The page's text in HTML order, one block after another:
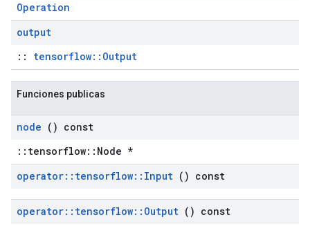
Operation
output
:: tensorflow::Output
Funciones publicas
node () const
::tensorflow::Node *
operator:: tensorflow:: Input () const
operator:: tensorflow:: Output () const